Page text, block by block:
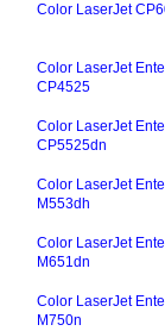
Color LaserJet
Color LaserJet
CP4525
Color LaserJet
CP5525dn
Color LaserJet
M553dh
Color LaserJet
M651dn
Color LaserJet
M750n